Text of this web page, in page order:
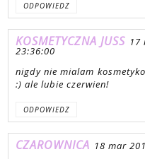
ODPOWIEDZ
KOSMETYCZNA JUSS 17
23:36:00
nigdy nie mialam
:) ale lubie czerwien!
ODPOWIEDZ
CZAROWNICA 18 mar